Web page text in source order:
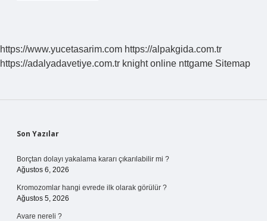
https://www.yucetasarim.com https://alpakgida.com.tr
https://adalyadavetiye.com.tr knight online nttgame Sitemap
Sidebar
Son Yazılar
Borçtan dolayı yakalama kararı çıkarılabilir mi ?
Ağustos 6, 2026
Kromozomlar hangi evrede ilk olarak görülür ?
Ağustos 5, 2026
Avare nereli ?